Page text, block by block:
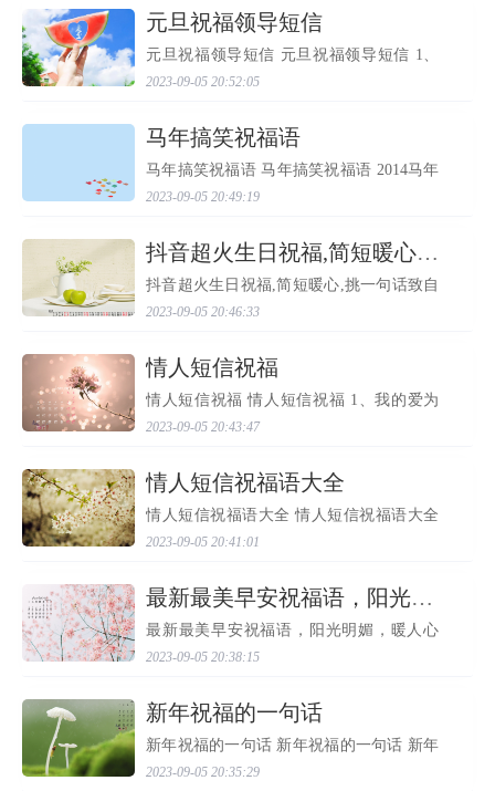
心和勉励将陪我信...
​元旦祝福领导短信
元旦祝福领导短信 元旦祝福领导短信 1、
新年第一天的风，捎给你最温柔的问候；
新年第一天的阳光，送给你最温暖的感
心情；新年第一天的短...
2023-09-05 20:52:05
​马年搞笑祝福语
马年搞笑祝福语 马年搞笑祝福语 2014马年
搞笑祝福语 一份理解，一份支持，一分关
爱，一句问候，一些取舍，一片真诚，一
元旦快乐！ 有人说...
2023-09-05 20:49:19
​抖音超火生日祝福,简短暖心,挑一句话致自己!
抖音超火生日祝福,简短暖心,挑一句话致自
己! 抖音超火生日祝福,简短暖心,挑一句话
致自己! **************** 抖音超火生日祝
唯美走心的句子 发表...
2023-09-05 20:46:33
​情人短信祝福
情人短信祝福 情人短信祝福 1、我的爱为
你开启，像白色的闪电划破天际；我的爱
为你奔驰，像红色的血液充满身体。亲爱
外，不论是在现实中...
2023-09-05 20:43:47
​情人短信祝福语大全
情人短信祝福语大全 情人短信祝福语大全
1、朝三又暮四，我没那个能耐；脚踏两只
船，我没有那种兴趣；爱你，是我最高的
待，请你为我释放爱...
2023-09-05 20:41:01
​最新最美早安祝福语，阳光明媚，暖人心窝！
最新最美早安祝福语，阳光明媚，暖人心
窝！ 最新最美早安祝福语，阳光明媚，暖
人心窝！ 一、早晨，清凉的空气如牛乳般
亮起的不只是阳光...
2023-09-05 20:38:15
​新年祝福的一句话
新年祝福的一句话 新年祝福的一句话 新年
祝福的一句话 歇一歇，人生的旅途；停一
停，匆匆的脚步；挥一挥，梦想的衣袖；
2023-09-05 20:35:29